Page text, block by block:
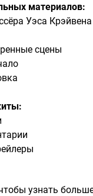
материалов:
Уэса
сцены
узнать